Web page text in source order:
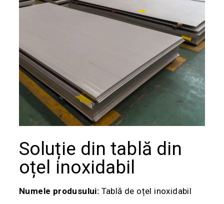
Soluție din tablă din
oțel inoxidabil
Numele produsului: Tablă de oțel inoxidabil